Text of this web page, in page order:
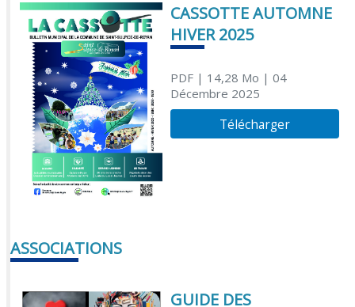
CASSOTTE AUTOMNE
HIVER 2025
PDF| 14,28 Mo | 04
Décembre 2025
Télécharger
ASSOCIATIONS
GUIDE DES